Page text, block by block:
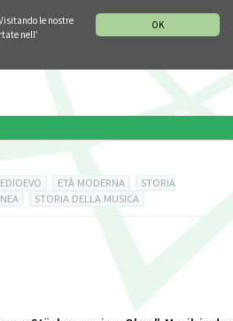
OK
le nostre
nell’
ETÀ MODERNA
STORIA
STORIA DELLA MUSICA